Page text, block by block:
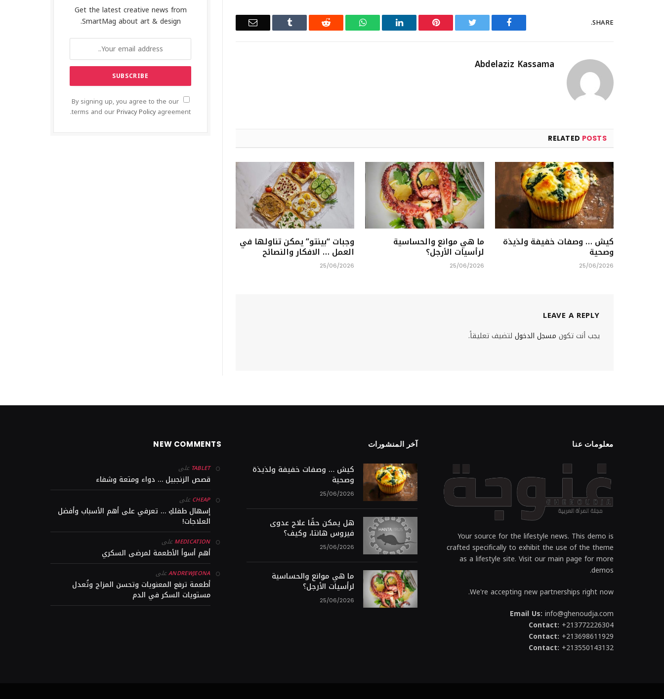
SHARE.
Facebook
Pinterest
LinkedIn
WhatsApp
Reddit
Tumblr
Email
Abdelaziz Kassama
RELATED POSTS
كيش … وصفات خفيفة ولذيذة
وصحية
25/06/2026
ما هي موانع والحساسية
لرأسيات الأرجل؟
25/06/2026
وجبات “بينتو” يمكن تناولها في
العمل … الافكار والنصائح
25/06/2026
LEAVE A REPLY
يجب أنت تكون مسجل الدخول لتضيف تعليقاً.
Get the latest creative news from
SmartMag about art & design.
By signing up, you agree to the our
terms and ourPrivacy Policyagreement.
معلومات عنا
Your source for the lifestyle news. This demo is
crafted specifically to exhibit the use of the theme
as a lifestyle site. Visit our main page for more
demos.
We're accepting new partnerships right now.
Email Us: info@ghenoudja.com
Contact: +213772226304
Contact: +213698611929
Contact: +213550143132
آخر المنشورات
كيش … وصفات خفيفة ولذيذة
وصحية
25/06/2026
هل يمكن حقًا علاج عدوى
فيروس هانتا، وكيف؟
25/06/2026
ما هي موانع والحساسية
لرأسيات الأرجل؟
25/06/2026
NEW COMMENTS
TABLET على
قصص الزنجبيل … دواء ومتعة وشفاء
CHEAPعلى
إسهال طفلكِ … تعرفي على أهم الأسباب وأفضل
العلاجات!
MEDICATIONعلى
أهم أسوأ الأطعمة لمرضى السكري
ANDREWJEONAعلى
أطعمة ترفع المعنويات وتحسن المزاج وتُعدل
مستويات السكر في الدم